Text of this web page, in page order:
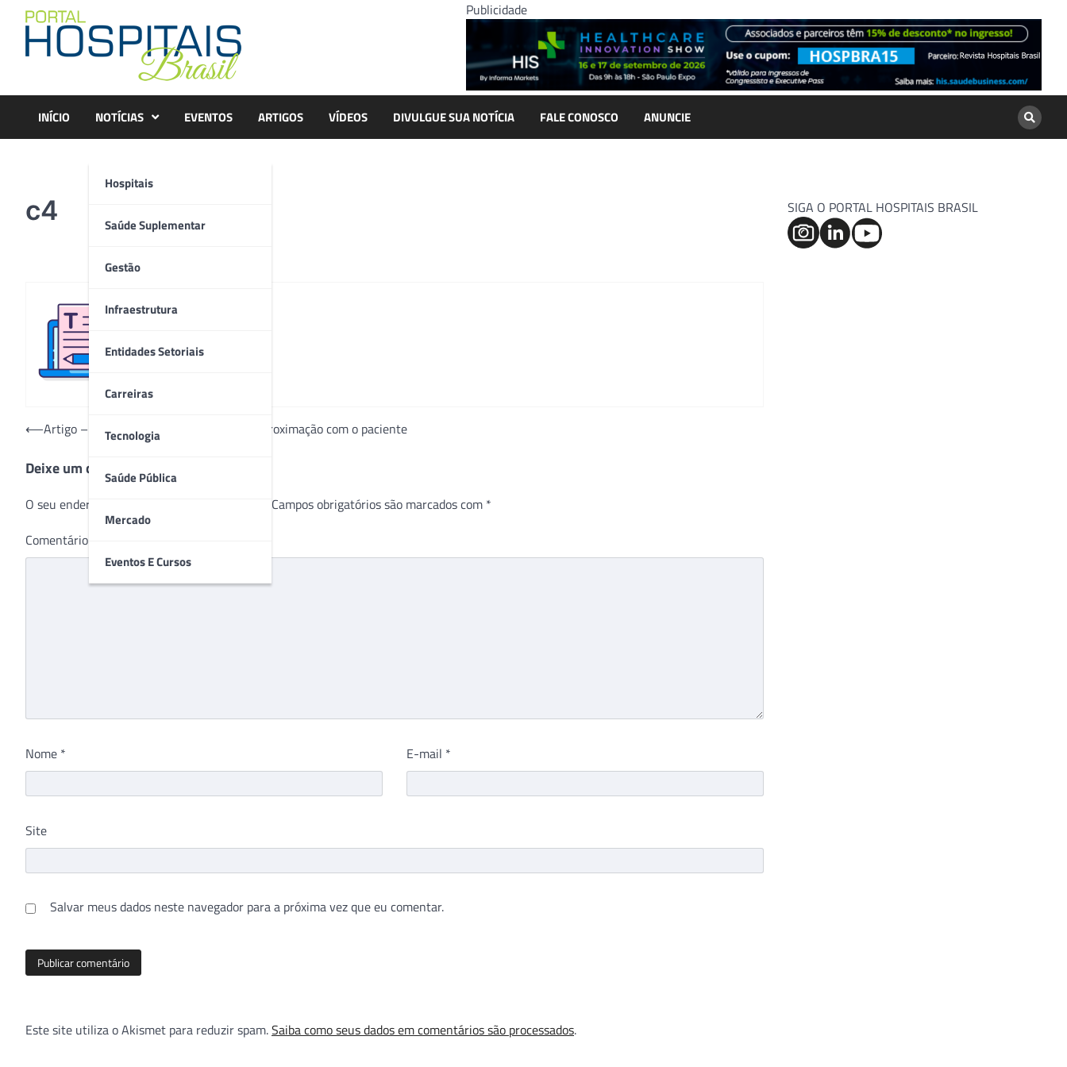
content
Publicidade
INÍCIO NOTÍCIAS
Hospitais
Saúde Suplementar
Gestão
Infraestrutura
Entidades Setoriais
Carreiras
Tecnologia
Saúde Pública
Mercado
Eventos E Cursos
EVENTOS ARTIGOS VÍDEOS DIVULGUE SUA NOTÍCIA FALE CONOSCO ANUNCIE
c4
Navegação
Post
⟵Artigo – Dia do Médico: Tecnologia traz aproximação com o paciente
Deixe um comentário
O seu endereço de e-mail não será publicado. Campos obrigatórios são marcados com *
Comentário
Nome * E-mail *
Site
Salvar meus dados neste navegador para a próxima vez que eu comentar.
Este site utiliza o Akismet para reduzir spam.Saiba como seus dados em comentários são processados.
SIGA O PORTAL HOSPITAIS BRASIL